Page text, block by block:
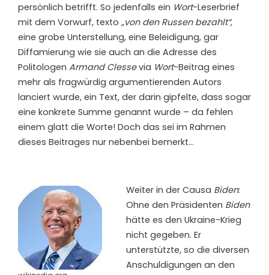
persönlich betrifft. So jedenfalls ein Wort-Leserbrief
mit dem Vorwurf, texto „von den Russen bezahlt“,
eine grobe Unterstellung, eine Beleidigung, gar
Diffamierung wie sie auch an die Adresse des
Politologen Armand Clessevia Wort-Beitrag eines
mehr als fragwürdig argumentierenden Autors
lanciert wurde, ein Text, der darin gipfelte, dass sogar
eine konkrete Summe genannt wurde – da fehlen
einem glatt die Worte! Doch das sei im Rahmen
dieses Beitrages nur nebenbei bemerkt…
Weiter in der Causa Biden:
Ohne den Präsidenten Biden
hätte es den Ukraine-Krieg
nicht gegeben. Er
unterstützte, so die diversen
Anschuldigungen an den